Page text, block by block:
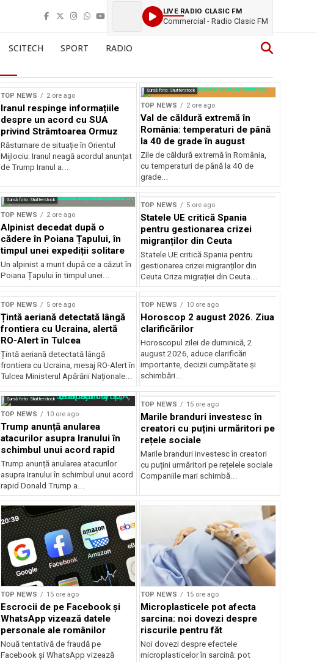
LIVE RADIO CLASIC FM
Commercial - Radio Clasic FM
SCITECH SPORT RADIO
TOP NEWS 2 ore ago
Iranul respinge informațiile
despre un acord cu SUA
privind Strâmtoarea Ormuz
Răsturnare de situație în Orientul
Mijlociu: Iranul neagă acordul anunțat
de Trump Iranul a...
Sursă foto: Shutterstock
TOP NEWS 2 ore ago
Val de căldură extremă în
România: temperaturi de până
la 40 de grade în august
Zile de căldură extremă în România,
cu temperaturi de până la 40 de
grade...
Sursă foto: Shutterstock
TOP NEWS 2 ore ago
Alpinist decedat după o
cădere în Poiana Țapului, în
timpul unei expediții solitare
Un alpinist a murit după ce a căzut în
Poiana Țapului în timpul unei...
TOP NEWS 5 ore ago
Statele UE critică Spania
pentru gestionarea crizei
migranților din Ceuta
Statele UE critică Spania pentru
gestionarea crizei migranților din
Ceuta Criza migrației din Ceuta...
TOP NEWS 5 ore ago
Țintă aeriană detectată lângă
frontiera cu Ucraina, alertă
RO-Alert în Tulcea
Țintă aeriană detectată lângă
frontiera cu Ucraina, mesaj RO-Alert în
Tulcea Ministerul Apărării Naționale...
TOP NEWS 10 ore ago
Horoscop 2 august 2026. Ziua
clarificărilor
Horoscopul zilei de duminică, 2
august 2026, aduce clarificări
importante, decizii cumpătate și
schimbări...
Sursă foto: Shutterstock
TOP NEWS 10 ore ago
Trump anunță anularea
atacurilor asupra Iranului în
schimbul unui acord rapid
Trump anunță anularea atacurilor
asupra Iranului în schimbul unui acord
rapid Donald Trump a...
TOP NEWS 15 ore ago
Marile branduri investesc în
creatori cu puțini urmăritori pe
rețele sociale
Marile branduri investesc în creatori
cu puțini urmăritori pe rețelele sociale
Companiile mari schimbă...
TOP NEWS 15 ore ago
Escrocii de pe Facebook și
WhatsApp vizează datele
personale ale românilor
Nouă tentativă de fraudă pe
Facebook și WhatsApp vizează
TOP NEWS 15 ore ago
Microplasticele pot afecta
sarcina: noi dovezi despre
riscurile pentru făt
Noi dovezi despre efectele
microplasticelor în sarcină: pot